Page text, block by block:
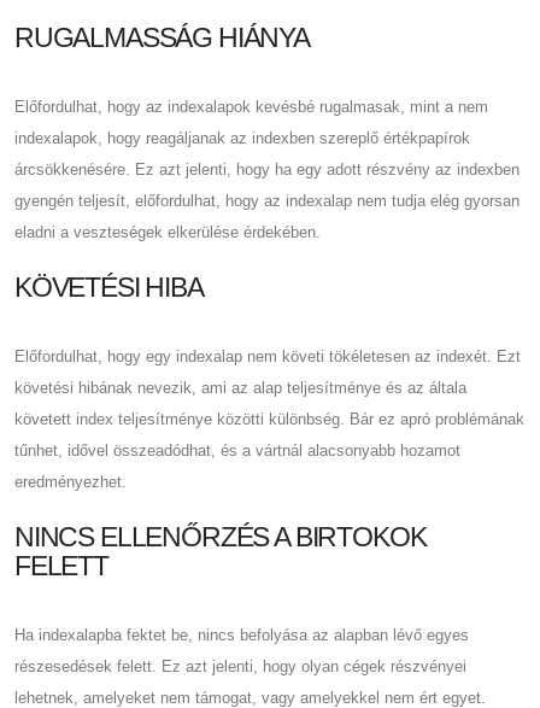
RUGALMASSÁG HIÁNYA
Előfordulhat, hogy az indexalapok kevésbé rugalmasak, mint a nem
indexalapok, hogy reagáljanak az indexben szereplő értékpapírok
árcsökkenésére. Ez azt jelenti, hogy ha egy adott részvény az indexben
gyengén teljesít, előfordulhat, hogy az indexalap nem tudja elég gyorsan
eladni a veszteségek elkerülése érdekében.
KÖVETÉSI HIBA
Előfordulhat, hogy egy indexalap nem követi tökéletesen az indexét. Ezt
követési hibának nevezik, ami az alap teljesítménye és az általa
követett index teljesítménye közötti különbség. Bár ez apró problémának
tűnhet, idővel összeadódhat, és a vártnál alacsonyabb hozamot
eredményezhet.
NINCS ELLENŐRZÉS A BIRTOKOK
FELETT
Ha indexalapba fektet be, nincs befolyása az alapban lévő egyes
részesedések felett. Ez azt jelenti, hogy olyan cégek részvényei
lehetnek, amelyeket nem támogat, vagy amelyekkel nem ért egyet.